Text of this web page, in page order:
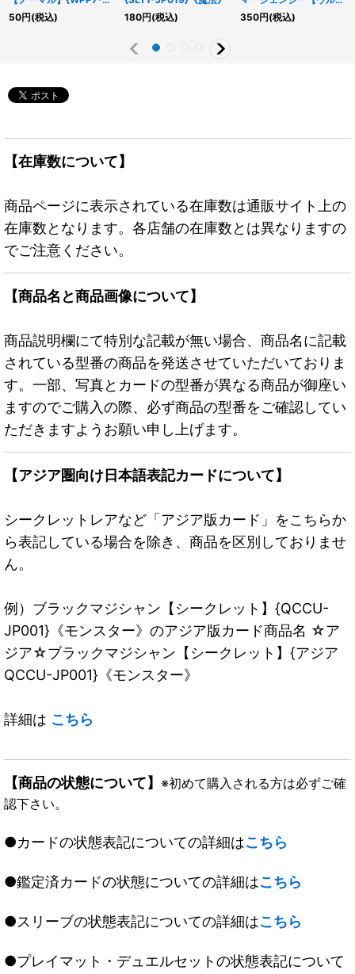
JP059}《シンクロ》
50円(税込)
180円(税込)
ラ】{LOCH-JP009}
《罠》
350円(税込)
【在庫数について】
商品ページに表示されている在庫数は通販サイト上の
在庫数となります。各店舗の在庫数とは異なりますの
でご注意ください。
【商品名と商品画像について】
商品説明欄にて特別な記載が無い場合、商品名に記載
されている型番の商品を発送させていただいておりま
す。一部、写真とカードの型番が異なる商品が御座い
ますのでご購入の際、必ず商品の型番をご確認してい
ただきますようお願い申し上げます。
【アジア圏向け日本語表記カードについて】
シークレットレアなど「アジア版カード」をこちらか
ら表記している場合を除き、商品を区別しておりませ
ん。
例）ブラックマジシャン【シークレット】{QCCU-
JP001}《モンスター》のアジア版カード商品名 ☆ア
ジア☆ブラックマジシャン【シークレット】{アジア
QCCU-JP001}《モンスター》
詳細は こちら
【商品の状態について】 ※初めて購入される方は必ずご確
認下さい。
●カードの状態表記についての詳細はこちら
●鑑定済カードの状態についての詳細はこちら
●スリーブの状態表記についての詳細はこちら
●プレイマット・デュエルセットの状態表記について